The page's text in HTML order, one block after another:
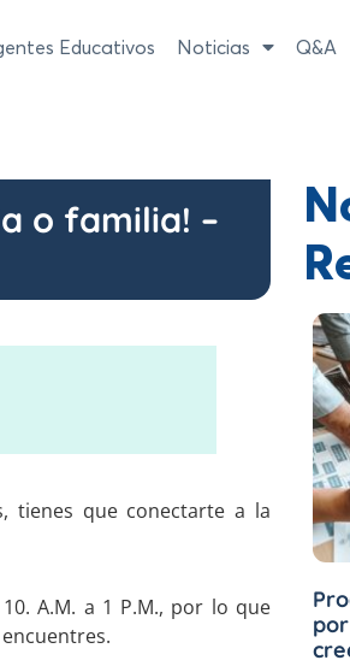
Educativos Noticias Q&A
o familia! –
tienes que conectarte a la
A.M. a 1 P.M., por lo que